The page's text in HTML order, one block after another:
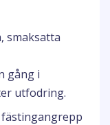
smaksatta
gång i
utfodring.